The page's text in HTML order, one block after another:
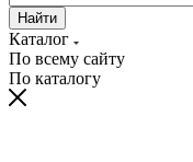
Найти
Каталог
По всему сайту
По каталогу